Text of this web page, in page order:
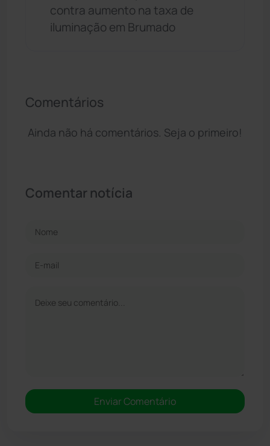
contra aumento na taxa de
iluminação em Brumado
Comentários
Ainda não há comentários. Seja o primeiro!
Comentar notícia